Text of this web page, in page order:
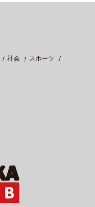
社会
スポーツ